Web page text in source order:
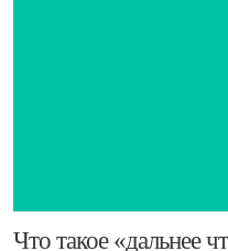
​Что такое «дальнее